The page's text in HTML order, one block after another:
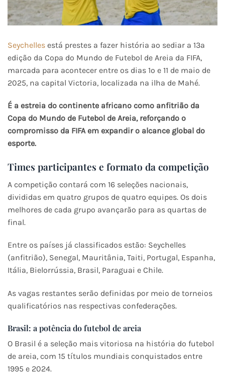
Seychelles está prestes a fazer história ao sediar a 13ª
edição da Copa do Mundo de Futebol de Areia da FIFA,
marcada para acontecer entre os dias 1º e 11 de maio de
2025, na capital Victoria, localizada na ilha de Mahé.
É a estreia do continente africano como anfitrião da
Copa do Mundo de Futebol de Areia, reforçando o
compromisso da FIFA em expandir o alcance global do
esporte. ​
Times participantes e formato da competição
A competição contará com 16 seleções nacionais,
divididas em quatro grupos de quatro equipes. Os dois
melhores de cada grupo avançarão para as quartas de
final.
Entre os países já classificados estão: Seychelles
(anfitrião), Senegal, Mauritânia, Taiti, Portugal, Espanha,
Itália, Bielorrússia, Brasil, Paraguai e Chile.
As vagas restantes serão definidas por meio de torneios
qualificatórios nas respectivas confederações. ​
Brasil: a potência do futebol de areia
O Brasil é a seleção mais vitoriosa na história do futebol
de areia, com 15 títulos mundiais conquistados entre
1995 e 2024.